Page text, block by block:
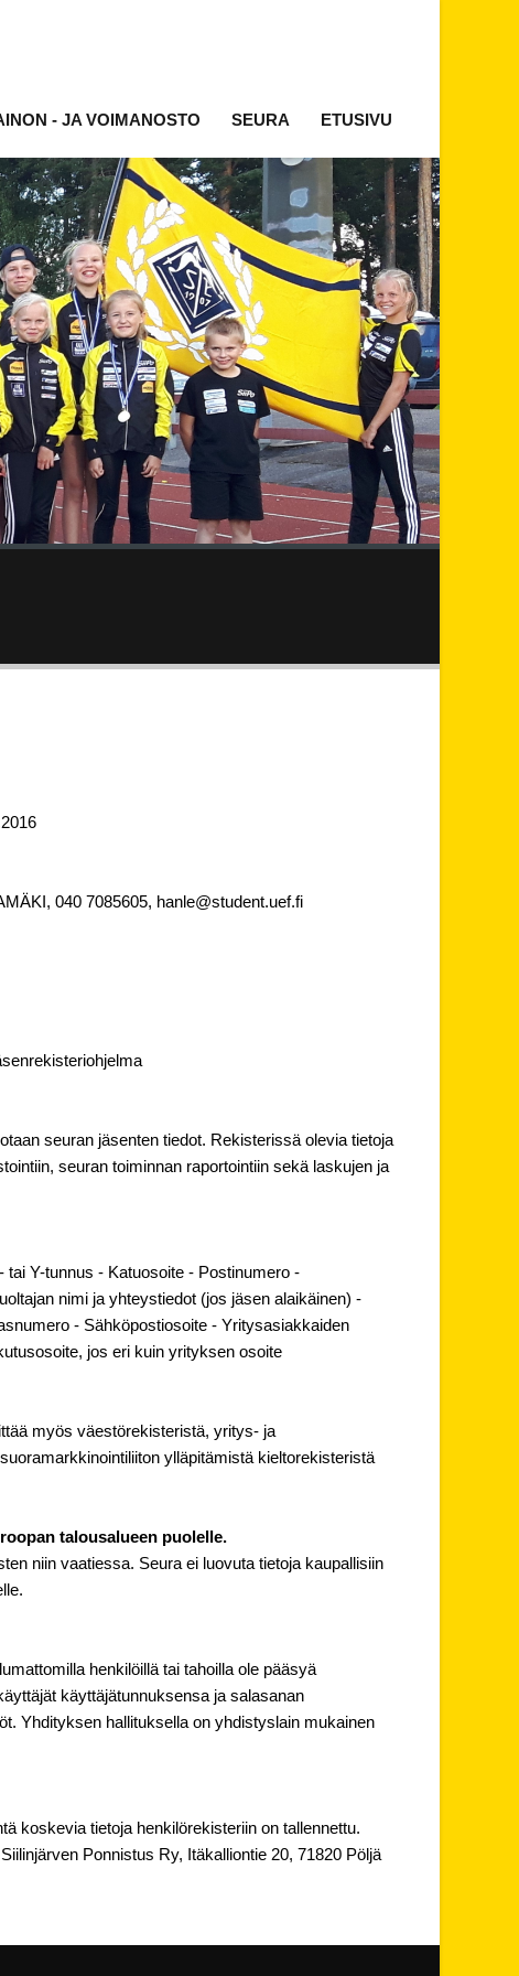
- JA VOIMANOSTO SEURA ETUSIVU
040 7085605, hanle@student.uef.fi
seuran jäsenten tiedot. Rekisterissä olevia tietoja
seuran toiminnan raportointiin sekä laskujen ja
Y-tunnus - Katuosoite - Postinumero -
nimi ja yhteystiedot (jos jäsen alaikäinen) -
- Sähköpostiosoite - Yritysasiakkaiden
jos eri kuin yrityksen osoite
myös väestörekisteristä, yritys- ja
ylläpitämistä kieltorekisteristä
talousalueen puolelle.
niin vaatiessa. Seura ei luovuta tietoja kaupallisiin
henkilöillä tai tahoilla ole pääsyä
käyttäjätunnuksensa ja salasanan
Yhdityksen hallituksella on yhdistyslain mukainen
koskevia tietoja henkilörekisteriin on tallennettu.
Ponnistus Ry, Itäkalliontie 20, 71820 Pöljä